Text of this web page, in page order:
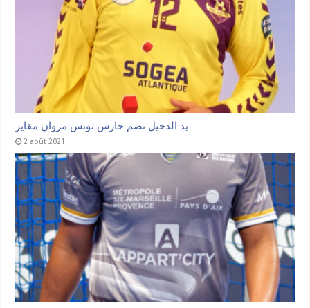
يد الدحيل تضم حارس تونس مروان مقايز
2 août 2021